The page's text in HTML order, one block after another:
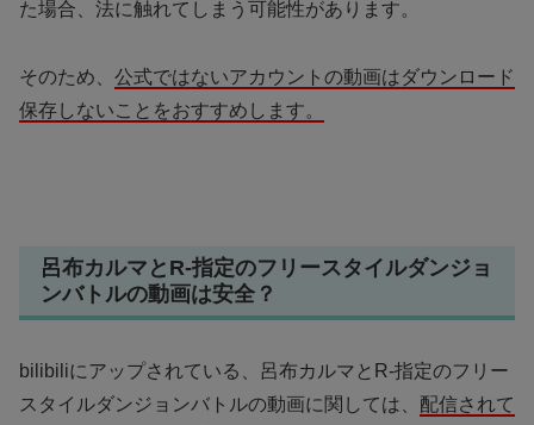
た場合、法に触れてしまう可能性があります。
そのため、 公式ではないアカウントの動画はダウンロード
保存しないことをおすすめします。
呂布カルマとR-指定のフリースタイルダンジョ
ンバトルの動画は安全？
bilibiliにアップされている、呂布カルマとR-指定のフリー
スタイルダンジョンバトルの動画に関しては、 配信されて